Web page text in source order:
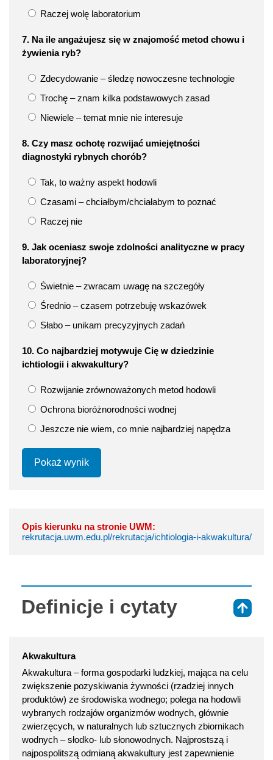
Raczej wolę laboratorium
7. Na ile angażujesz się w znajomość metod chowu i
żywienia ryb?
Zdecydowanie – śledzę nowoczesne technologie
Trochę – znam kilka podstawowych zasad
Niewiele – temat mnie nie interesuje
8. Czy masz ochotę rozwijać umiejętności
diagnostyki rybnych chorób?
Tak, to ważny aspekt hodowli
Czasami – chciałbym/chciałabym to poznać
Raczej nie
9. Jak oceniasz swoje zdolności analityczne w pracy
laboratoryjnej?
Świetnie – zwracam uwagę na szczegóły
Średnio – czasem potrzebuję wskazówek
Słabo – unikam precyzyjnych zadań
10. Co najbardziej motywuje Cię w dziedzinie
ichtiologii i akwakultury?
Rozwijanie zrównoważonych metod hodowli
Ochrona bioróżnorodności wodnej
Jeszcze nie wiem, co mnie najbardziej napędza
Pokaż wynik
Opis kierunku na stronie UWM:
rekrutacja.uwm.edu.pl/rekrutacja/ichtiologia-i-akwakultura/
Definicje i cytaty
Akwakultura
Akwakultura – forma gospodarki ludzkiej, mająca na celu
zwiększenie pozyskiwania żywności (rzadziej innych
produktów) ze środowiska wodnego; polega na hodowli
wybranych rodzajów organizmów wodnych, głównie
zwierzęcych, w naturalnych lub sztucznych zbiornikach
wodnych – słodko- lub słonowodnych. Najprostszą i
najpospolitszą odmianą akwakultury jest zapewnienie